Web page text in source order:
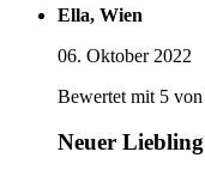
Ella, Wien
06. Oktober 2022
Bewertet mit 5 von
Neuer Liebling